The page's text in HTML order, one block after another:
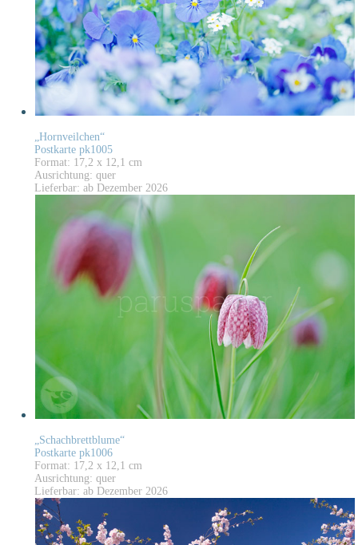
„Hornveilchen“
Postkarte pk1005
Format: 17,2 x 12,1 cm
Ausrichtung: quer
Lieferbar: ab Dezember 2026
„Schachbrettblume“
Postkarte pk1006
Format: 17,2 x 12,1 cm
Ausrichtung: quer
Lieferbar: ab Dezember 2026